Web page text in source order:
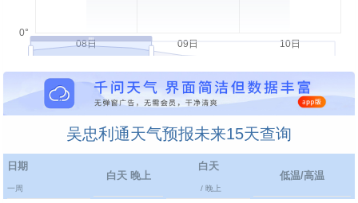
吴忠利通天气预报未来15天查询
日期
一周
白天 晚上
白天
/ 晚上
低温/高温